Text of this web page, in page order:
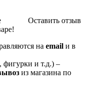
Оставить отзыв
на email и в
фигурки и т.д.) –
из магазина по